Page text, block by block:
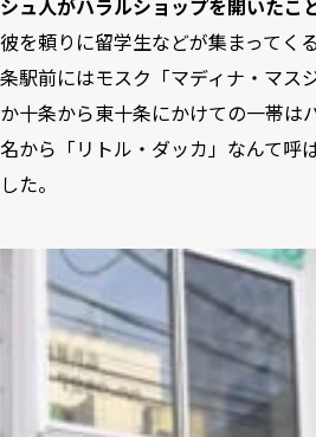
シュ人がハラルショップを開いたこ
彼を頼りに留学生などが集まってく
条駅前にはモスク「マディナ・マス
か十条から東十条にかけての一帯は
名から「リトル・ダッカ」なんて呼
した。